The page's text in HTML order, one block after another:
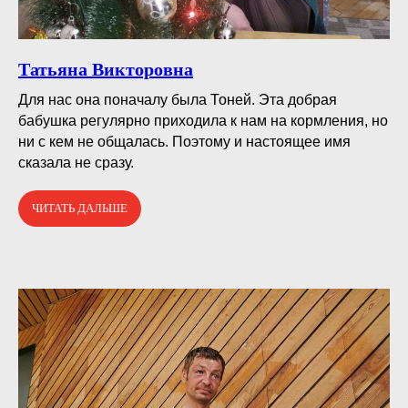
Татьяна Викторовна
Для нас она поначалу была Тоней. Эта добрая
бабушка регулярно приходила к нам на кормления, но
ни с кем не общалась. Поэтому и настоящее имя
сказала не сразу.
ЧИТАТЬ ДАЛЬШЕ